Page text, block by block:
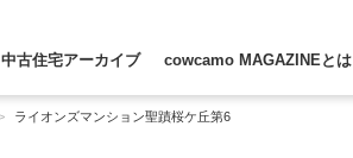
中古住宅アーカイブ cowcamo MAGAZINEとは
ライオンズマンション聖蹟桜ケ丘第6